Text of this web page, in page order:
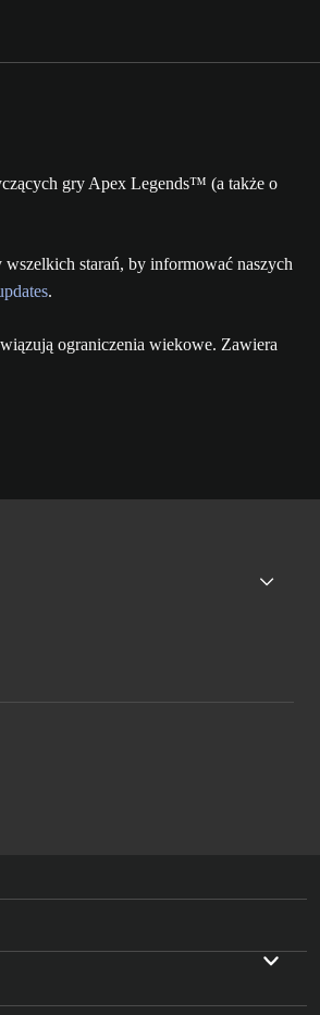
gry Apex Legends™ (a także o
starań, by informować naszych
.
ograniczenia wiekowe. Zawiera